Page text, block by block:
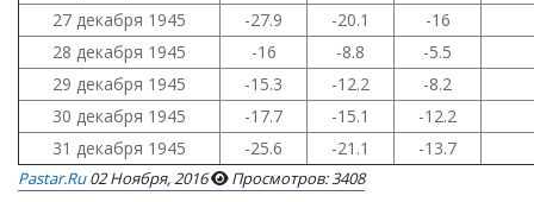
27 декабря 1945
-27.9 -20.1
-16
28 декабря 1945
-16 -8.8
-5.5
29 декабря 1945
-15.3 -12.2
-8.2
30 декабря 1945
-17.7 -15.1
-12.2
31 декабря 1945
-25.6 -21.1 -13.7
Pastar.ru 02 Ноября, 2016 Просмотров: 3408